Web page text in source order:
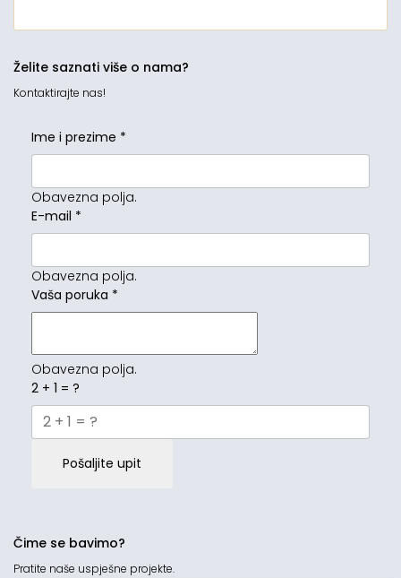
Želite saznati više o nama?
Kontaktirajte nas!
Ime i prezime *
Obavezna polja.
E-mail *
Obavezna polja.
Vaša poruka *
Obavezna polja.
2 + 1 = ?
Pošaljite upit
Čime se bavimo?
Pratite naše uspješne projekte.